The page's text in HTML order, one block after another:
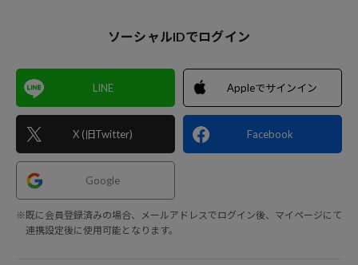
ソーシャルIDでログイン
LINE
X (旧Twitter)
Appleでサインイン
Facebook
Google
※既に会員登録済みの場合、メールアドレスでログイン後、マイページにて
連携設定後に使用可能となります。